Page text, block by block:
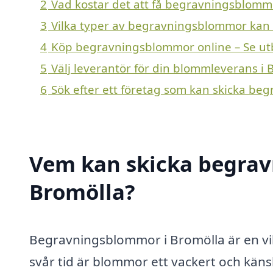
2 Vad kostar det att få
3 Vilka typer av begravningsblommor
4 Köp begravningsblommor online – Se
5 Välj leverantör för din blommleverans i
6 Sök efter ett företag som kan skicka
Vem kan skicka
Bromölla?
Begravningsblommor i Bromölla är en
svår tid är blommor ett vackert och